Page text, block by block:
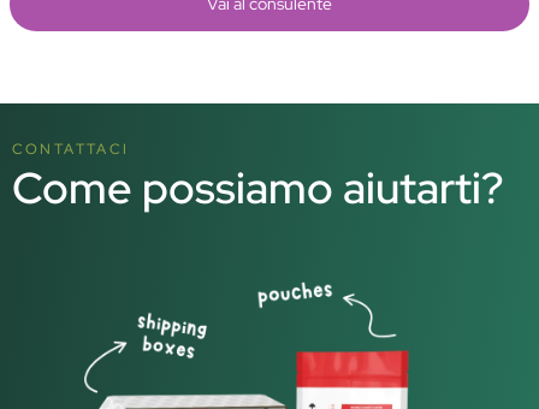
CONTATTACI
Come possiamo aiutarti?